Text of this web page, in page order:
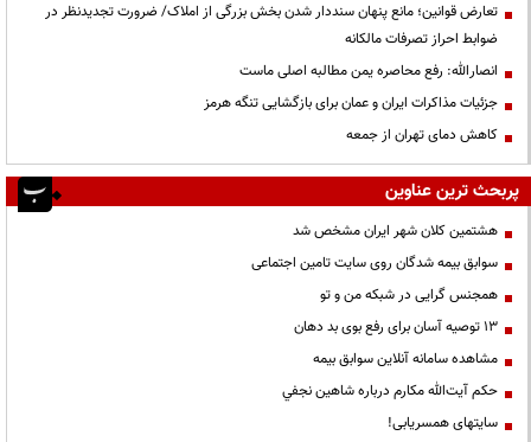
تعارض قوانین؛ مانع پنهان سنددار شدن بخش بزرگی از املاک/ ضرورت تجدیدنظر در
ضوابط احراز تصرفات مالکانه
انصارالله: رفع محاصره یمن مطالبه اصلی ماست
جزئیات مذاکرات ایران و عمان برای بازگشایی تنگه هرمز
کاهش دمای تهران از جمعه
پربحث ترین عناوین
هشتمین کلان شهر ایران مشخص شد
سوابق بیمه شدگان روی سایت تامین اجتماعی
همجنس گرایی در شبکه من و تو
13 توصیه آسان برای رفع بوی بد دهان
مشاهده سامانه آنلاين سوابق بیمه
حكم آيت‌الله مكارم درباره شاهين نجفي
سایتهای همسریابی!